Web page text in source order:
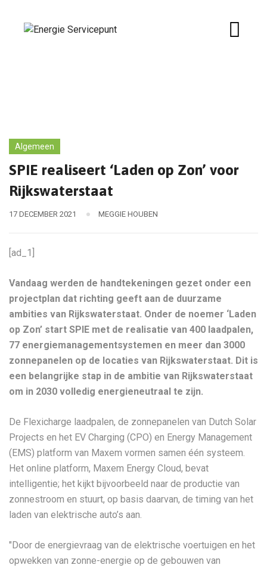
content
Algemeen
SPIE realiseert ‘Laden op Zon’ voor
Rijkswaterstaat
17 DECEMBER 2021 MEGGIE HOUBEN
[ad_1]
Vandaag werden de handtekeningen gezet onder een
projectplan dat richting geeft aan de duurzame
ambities van Rijkswaterstaat. Onder de noemer ‘Laden
op Zon’ start SPIE met de realisatie van 400 laadpalen,
77 energiemanagementsystemen en meer dan 3000
zonnepanelen op de locaties van Rijkswaterstaat. Dit is
een belangrijke stap in de ambitie van Rijkswaterstaat
om in 2030 volledig energieneutraal te zijn.
De Flexicharge laadpalen, de zonnepanelen van Dutch Solar
Projects en het EV Charging (CPO) en Energy Management
(EMS) platform van Maxem vormen samen één systeem.
Het online platform, Maxem Energy Cloud, bevat
intelligentie; het kijkt bijvoorbeeld naar de productie van
zonnestroom en stuurt, op basis daarvan, de timing van het
laden van elektrische auto’s aan.
″Door de energievraag van de elektrische voertuigen en het
opwekken van zonne-energie op de gebouwen van